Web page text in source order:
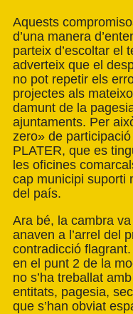
Aquests
d’una manera
parteix d’escoltar el
adverteix que el
no pot repetir els
projectes als
damunt de la
ajuntaments. Per
zero» de
PLATER, que es
les oficines
cap municipi suporti
del país.
Ara bé, la cambra
anaven a l’arrel del
contradicció
en el punt 2 de la
no s’ha treballat
entitats, pagesia,
que s’han obviat